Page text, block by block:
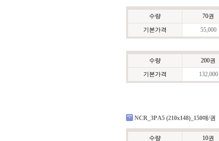
수량
70권
기본가격
55,000
수량
200권
기본가격
132,000
NCR_3P A5 (210x148)_150매/권
수량
10권